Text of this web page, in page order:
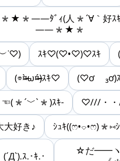
*★*――ﾀﾞｨ(人*´∀｀好ｽｷ
――*★*
ｽｷ♡(♡•♡)♡ｽｷ
(⌯¤̴̶̷̀ω¤̴̶̷́)ｽｷ♡ (♡ơ ₃ơ)
ｽｷ- ♡///・
好き♪ ｼｭｷ((ෆ•⌔•ෆ)*⑅
(´Д`).ｽ.･ｷ.･
☆だ━━ヽ